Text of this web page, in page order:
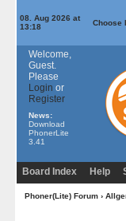
08. Aug 2026 at
13:18
Choose
Welcome,
Guest.
Please
Login or
Register
News:
Download
PhonerLite
3.41
Board Index Help
Phoner(Lite) Forum›